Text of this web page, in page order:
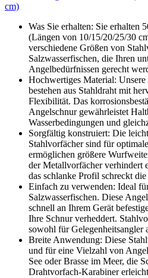
cm)
Was Sie erhalten: Sie erhalten
(Längen von 10/15/20/25/30
verschiedene Größen von
Salzwasserfischen, die Ihren
Angelbedürfnissen gerecht
Hochwertiges Material:
bestehen aus Stahldraht mit
Flexibilität. Das
Angelschnur gewährleistet
Wasserbedingungen und
Sorgfältig konstruiert: Die
Stahlvorfächer sind für
ermöglichen größere
der Metallvorfächer verhindert
das schlanke Profil schreckt
Einfach zu verwenden: Ideal
Salzwasserfischen. Diese
schnell an Ihrem Gerät
Ihre Schnur verheddert.
sowohl für Gelegenheitsangler
Breite Anwendung: Diese
und für eine Vielzahl von
See oder Brasse im Meer, die
Drahtvorfach-Karabiner